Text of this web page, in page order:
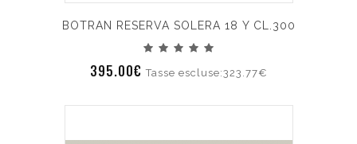
BOTRAN RESERVA SOLERA 18 Y CL.300
395.00€Tasse escluse:323.77€